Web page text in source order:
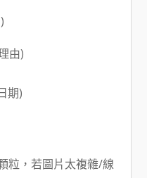
由)
期)
粒，若圖片太複雜/線